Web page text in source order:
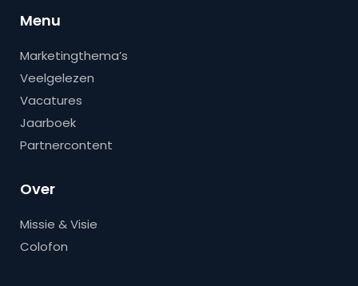
Menu
Marketingthema’s
Veelgelezen
Vacatures
Jaarboek
Partnercontent
Over
Missie & Visie
Colofon